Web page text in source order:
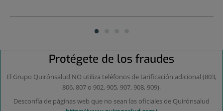
4
Diapositiva
1
Diapositiva
activa
Protégete de los fraudes
El Grupo Quirónsalud NO utiliza teléfonos de tarificación adicional (803,
806, 807 o 902, 905, 907, 908, 909).
Desconfía de páginas web que no sean las oficiales de Quirónsalud